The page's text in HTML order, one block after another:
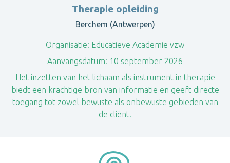
Therapie opleiding
Berchem (Antwerpen)
Organisatie: Educatieve Academie vzw
Aanvangsdatum: 10 september 2026
Het inzetten van het lichaam als instrument in therapie
biedt een krachtige bron van informatie en geeft directe
toegang tot zowel bewuste als onbewuste gebieden van
de cliënt.